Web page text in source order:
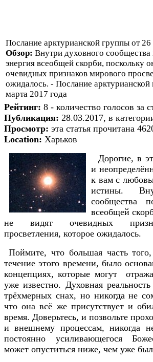
Послание арктурианской группы от
Обзор: Внутри духовного сообщества
энергия всеобщей скорби, поскольку
очевидных признаков мирового
ожидалось. - Послание арктурианской
марта 2017 года
Рейтинг: 8 - количество голосов за
Публикация: 28.03.2017, в
Просмотр: эта статья прочитана
Location: Харьков
Дорогие, в
и
к вам с
истины.
сообщества
всеобщей
не видят очевидных
просветления, которое ожидалось.
Поймите, что большая часть
течение этого времени, было
концепциях, которые могут
уже известно. Духовная
трёхмерных снах, но никогда не
что она всё же присутствует и
время. Доверьтесь, и позвольте
и внешнему процессам, никогда
постоянно усиливающегося
может опуститься ниже, чем уже